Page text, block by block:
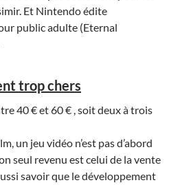
Et Nintendo édite
public adulte (Eternal
trop chers
40 € et 60 € , soit deux à trois
un jeu vidéo n’est pas d’abord
seul revenu est celui de la vente
savoir que le développement